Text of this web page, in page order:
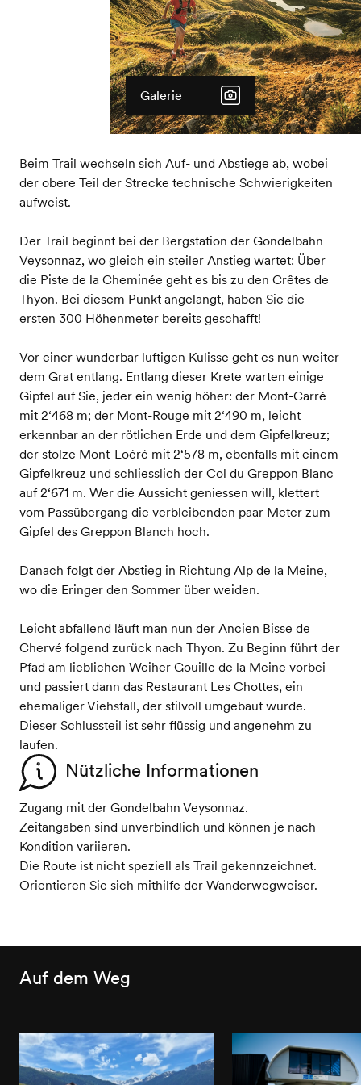
Galerie
Beim Trail wechseln sich Auf- und Abstiege ab, wobei
der obere Teil der Strecke technische Schwierigkeiten
aufweist.
Der Trail beginnt bei der Bergstation der Gondelbahn
Veysonnaz, wo gleich ein steiler Anstieg wartet: Über
die Piste de la Cheminée geht es bis zu den Crêtes de
Thyon. Bei diesem Punkt angelangt, haben Sie die
ersten 300 Höhenmeter bereits geschafft!
Vor einer wunderbar luftigen Kulisse geht es nun weiter
dem Grat entlang. Entlang dieser Krete warten einige
Gipfel auf Sie, jeder ein wenig höher: der Mont-Carré
mit 2‘468 m; der Mont-Rouge mit 2‘490 m, leicht
erkennbar an der rötlichen Erde und dem Gipfelkreuz;
der stolze Mont-Loéré mit 2‘578 m, ebenfalls mit einem
Gipfelkreuz und schliesslich der Col du Greppon Blanc
auf 2‘671 m. Wer die Aussicht geniessen will, klettert
vom Passübergang die verbleibenden paar Meter zum
Gipfel des Greppon Blanch hoch.
Danach folgt der Abstieg in Richtung Alp de la Meine,
wo die Eringer den Sommer über weiden.
Leicht abfallend läuft man nun der Ancien Bisse de
Chervé folgend zurück nach Thyon. Zu Beginn führt der
Pfad am lieblichen Weiher Gouille de la Meine vorbei
und passiert dann das Restaurant Les Chottes, ein
ehemaliger Viehstall, der stilvoll umgebaut wurde.
Dieser Schlussteil ist sehr flüssig und angenehm zu
laufen.
Nützliche Informationen
Zugang mit der Gondelbahn Veysonnaz.
Zeitangaben sind unverbindlich und können je nach
Kondition variieren.
Die Route ist nicht speziell als Trail gekennzeichnet.
Orientieren Sie sich mithilfe der Wanderwegweiser.
Auf dem Weg